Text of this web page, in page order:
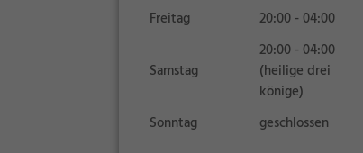
Freitag
20:00 - 04:00
Samstag
20:00 - 04:00
(heilige drei
könige)
Sonntag
geschlossen